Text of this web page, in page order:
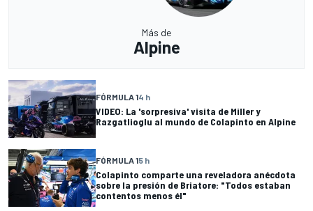
Más de
Alpine
FÓRMULA 14 h
VIDEO: La 'sorpresiva' visita de Miller y
Razgatlioglu al mundo de Colapinto en Alpine
FÓRMULA 15 h
Colapinto comparte una reveladora anécdota
sobre la presión de Briatore: "Todos estaban
contentos menos él"